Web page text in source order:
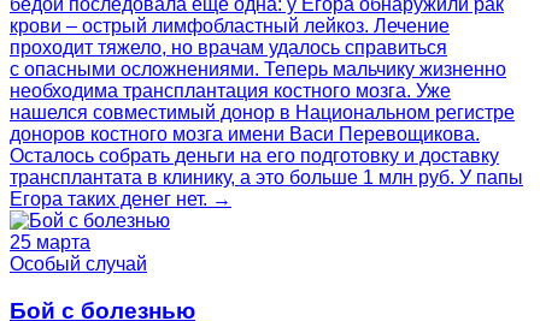
бедой последовала еще одна: у Егора обнаружили рак
крови – острый лимфобластный лейкоз. Лечение
проходит тяжело, но врачам удалось справиться
с опасными осложнениями. Теперь мальчику жизненно
необходима трансплантация костного мозга. Уже
нашелся совместимый донор в Национальном регистре
доноров костного мозга имени Васи Перевощикова.
Осталось собрать деньги на его подготовку и доставку
трансплантата в клинику, а это больше 1 млн руб. У папы
Егора таких денег нет. →
25 марта
Особый случай
Бой с болезнью